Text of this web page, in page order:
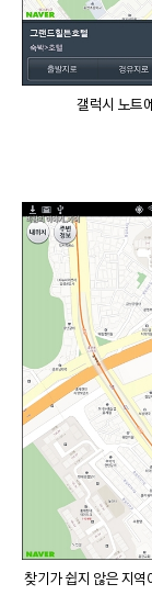
갤럭시 노트
찾기가 쉽지 않은 지역